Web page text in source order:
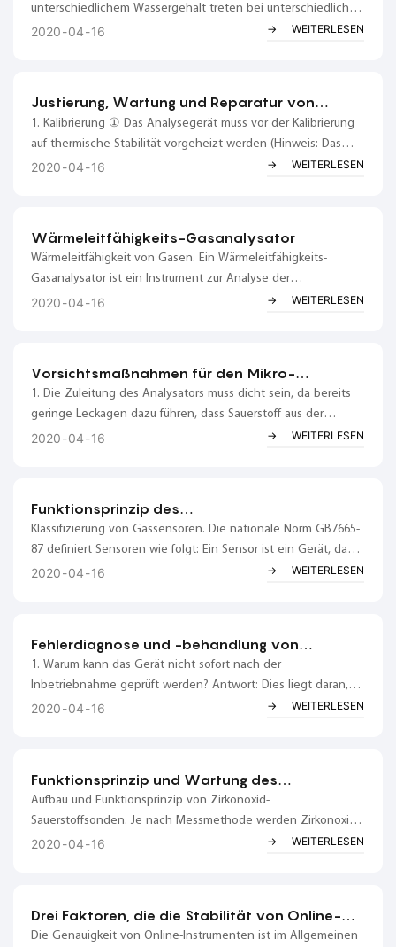
unterschiedlichem Wassergehalt treten bei unterschiedlichen
Temperaturen an die Oberfläche. Der Taupunkt wird direkt
2020 04 16 WEITERLESEN
Justierung, Wartung und Reparatur von
Wärmeleitfähigkeits-Gasanalysatoren
1. Kalibrierung ① Das Analysegerät muss vor der Kalibrierung
auf thermische Stabilität vorgeheizt werden (Hinweis: Das
Gerät muss unter Belüftung vorgeheizt werden, da sonst die
2020 04 16 WEITERLESEN
Wärmeleitfähigkeits-Gasanalysator
Wärmeleitfähigkeit von Gasen. Ein Wärmeleitfähigkeits-
Gasanalysator ist ein Instrument zur Analyse der
Gaszusammensetzung durch Messung der Wärmeleitfähigkeit
Arten der Wärmeübertragung gibt…
2020 04 16 WEITERLESEN
Vorsichtsmaßnahmen für den Mikro-
Sauerstoffanalysator
1. Die Zuleitung des Analysators muss dicht sein, da bereits
geringe Leckagen dazu führen, dass Sauerstoff aus der
Umgebungsluft eindringt und somit den Messwert verfälscht.
2020 04 16 WEITERLESEN
Funktionsprinzip des
Sauerstoffgehaltsanalysators, Sensors
Klassifizierung von Gassensoren. Die nationale Norm GB7665-
87 definiert Sensoren wie folgt: Ein Sensor ist ein Gerät, das
eine vorgegebene Messgröße erfassen und diese gemäß
2020 04 16 WEITERLESEN
Fehlerdiagnose und -behandlung von
Zirkonoxid-Analysatoren
1. Warum kann das Gerät nicht sofort nach der
Inbetriebnahme geprüft werden? Antwort: Dies liegt daran,
dass die Anzeige innerhalb von 24 Stunden nach
2020 04 16 WEITERLESEN
Funktionsprinzip und Wartung des
Zirkonoxid-Sauerstoffanalysators
Aufbau und Funktionsprinzip von Zirkonoxid-
Sauerstoffsonden. Je nach Messmethode werden Zirkonoxid-
Sauerstoffsonden in zwei Kategorien unterteilt:
2020 04 16 WEITERLESEN
Drei Faktoren, die die Stabilität von Online-
Analysegeräten beeinflussen
Die Genauigkeit von Online-Instrumenten ist im Allgemeinen